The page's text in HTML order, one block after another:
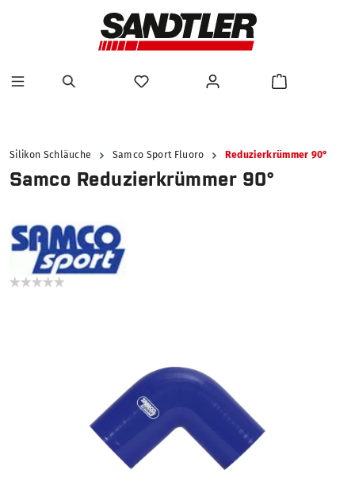
Silikon Schläuche Samco Sport Fluoro Reduzierkrümmer 90°
Samco Reduzierkrümmer 90°